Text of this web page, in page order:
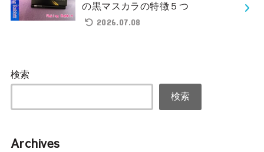
の黒マスカラの特徴５つ
2026.07.08
検索
検索
Archives